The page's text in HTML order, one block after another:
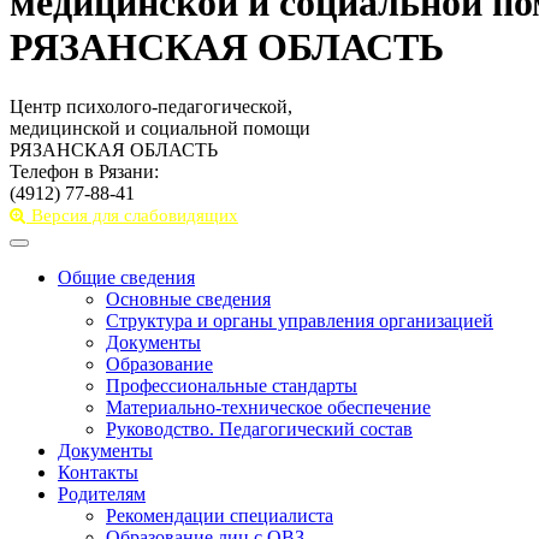
РЯЗАНСКАЯ ОБЛАСТЬ
Центр психолого-педагогической,
медицинской и социальной помощи
РЯЗАНСКАЯ ОБЛАСТЬ
Телефон в Рязани:
(4912) 77-88-41
Версия для слабовидящих
Toggle
navigationОбщие сведения
Основные сведения
Структура и органы управления организацией
Документы
Образование
Профессиональные стандарты
Материально-техническое обеспечение
Руководство. Педагогический состав
Документы
Контакты
Родителям
Рекомендации специалиста